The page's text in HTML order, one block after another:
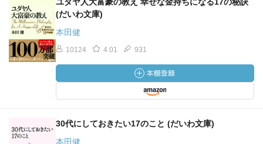
(だいわ文庫)
本田健
10124 4.01 931
30代にしておきたい17のこと (だいわ文庫)
本田健